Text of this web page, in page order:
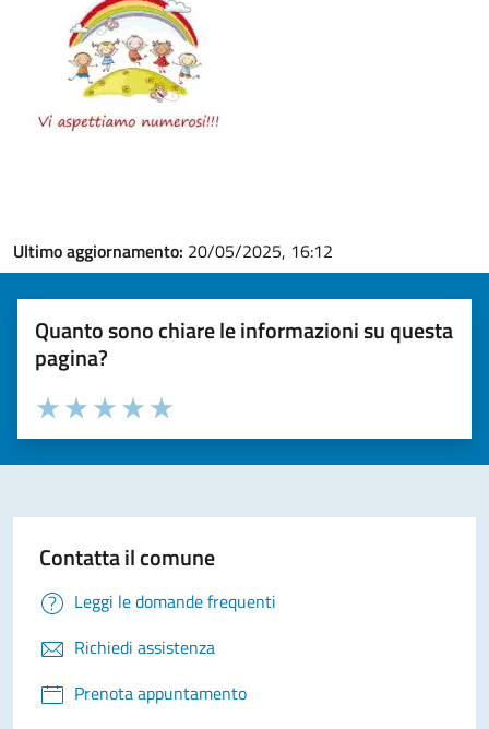
Ultimo aggiornamento: 20/05/2025, 16:12
Quanto sono chiare le informazioni su questa
pagina?
Valuta la chiarezza delle informazioni (da 1 a 5 stelle)
Seleziona il numero di stelle per valutare la chiarezza delle
Valuta 5 stelle su 5
Valuta 4 stelle su 5
Valuta 3 stelle su 5
Valuta 2 stelle su 5
Valuta 1 stelle su 5
Contatta il comune
Leggi le domande frequenti
Richiedi assistenza
Prenota appuntamento